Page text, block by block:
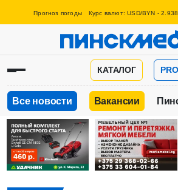
Прогноз погоды Курс валют: USD/BYN -
КАТАЛОГ
Все новости Вакансии